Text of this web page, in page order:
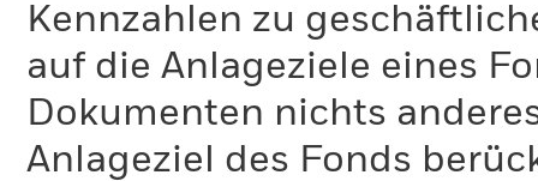
Kennzahlen zu
auf die Anlageziele eines
Dokumenten nichts
Anlageziel des Fonds